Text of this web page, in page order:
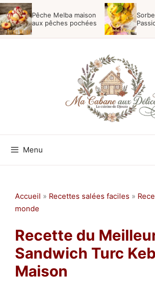
Aller
au
contenu
Pêche Melba maison
aux pêches pochées
Menu
Accueil » Recettes salées faciles »
monde
Recette du
Sandwich Turc
Maison